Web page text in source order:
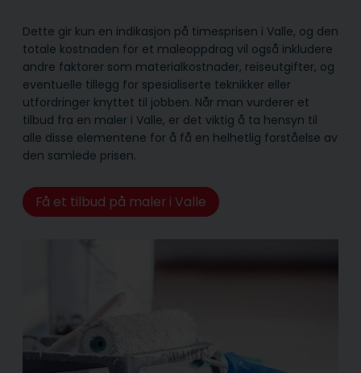
Dette gir kun en indikasjon på timesprisen i Valle, og den
totale kostnaden for et maleoppdrag vil også inkludere
andre faktorer som materialkostnader, reiseutgifter, og
eventuelle tillegg for spesialiserte teknikker eller
utfordringer knyttet til jobben. Når man vurderer et
tilbud fra en maler i Valle, er det viktig å ta hensyn til
alle disse elementene for å få en helhetlig forståelse av
den samlede prisen.
Få et tilbud på maler i Valle